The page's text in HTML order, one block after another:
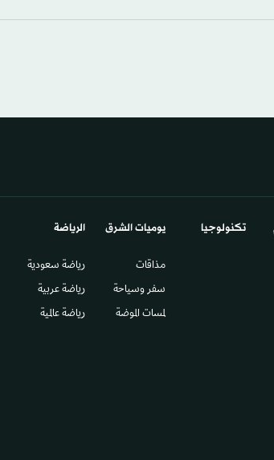
تكنولوجيا يوميات الشرق​
مذاقات
سفر وسياحة
لمسات الموضة
الرياضة
رياضة سعودية
رياضة عربية
رياضة عالمية